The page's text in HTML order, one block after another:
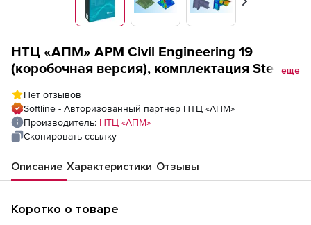
Вперед
НТЦ «АПМ» APM Civil Engineering 19
(коробочная версия), комплектация Steel,
металлических конструкций
еще
Нет отзывов
Softline - Авторизованный партнер НТЦ «АПМ»
Производитель: НТЦ «АПМ»
Скопировать ссылку
Описание Характеристики Отзывы
Коротко о товаре